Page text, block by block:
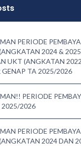
PERIODE
2024 &
UKT (ANGKATAN
GENAP TA 2025/2026
PERIODE
2025/2026
PERIODE
2024 DAN